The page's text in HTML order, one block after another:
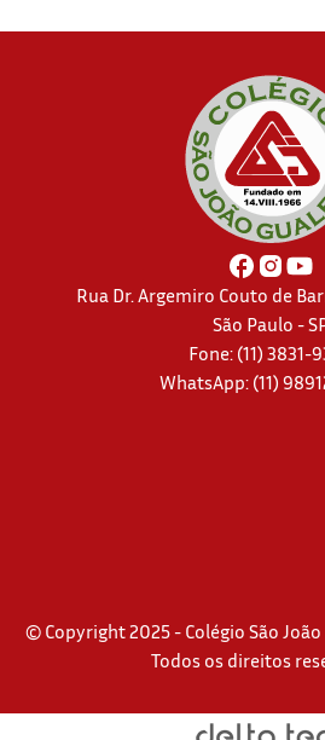
Rua Dr. Argemiro Couto de
São Paulo -
Fone: (11) 3831-
WhatsApp: (11)
© Copyright 2025 - Colégio São
Todos os direitos